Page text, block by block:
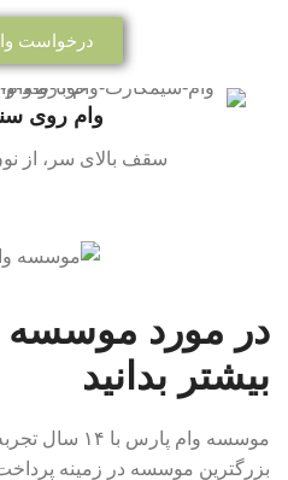
درخواست
وام روی
سقف بالای سر، از
در مورد موسسه
بیشتر بدانید
موسسه وام
بزرگترین موسسه در زمینه